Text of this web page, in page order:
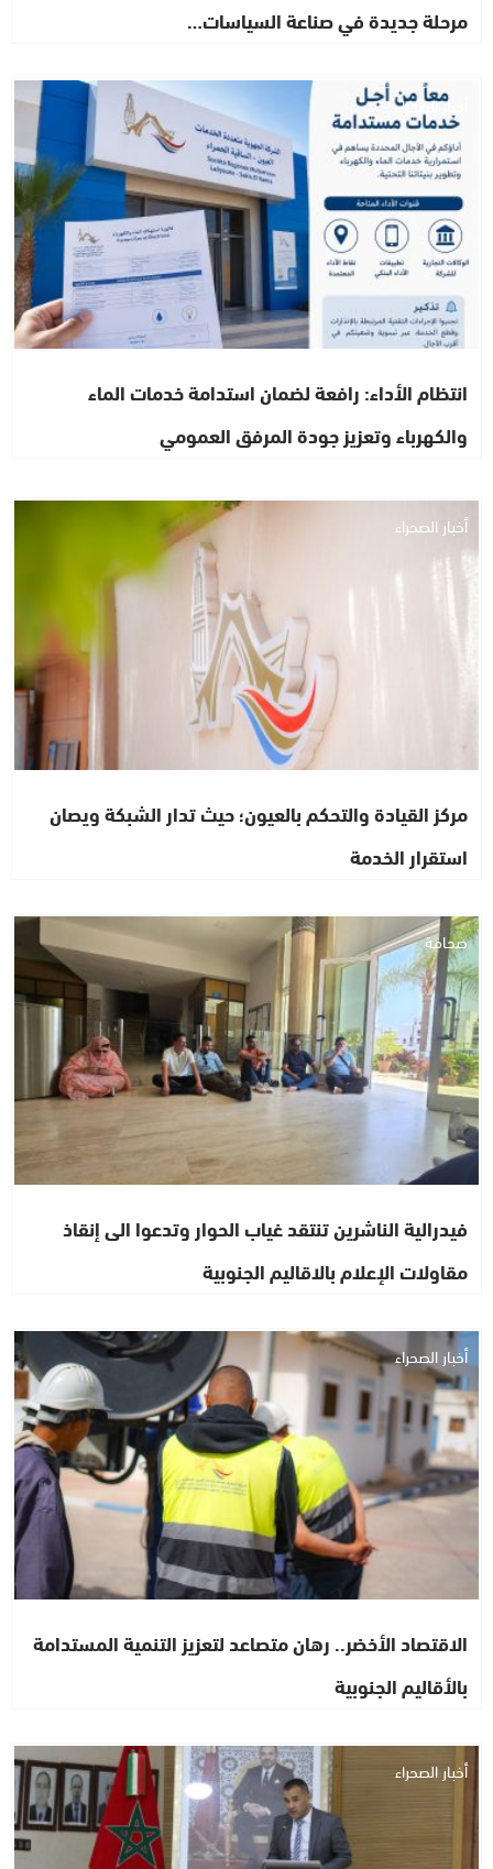
مرحلة جديدة في صناعة السياسات…
أخبار الصحراء
انتظام الأداء: رافعة لضمان استدامة خدمات الماء
والكهرباء وتعزيز جودة المرفق العمومي
أخبار الصحراء
مركز القيادة والتحكم بالعيون؛ حيث تدار الشبكة ويصان
استقرار الخدمة
صحافة
فيدرالية الناشرين تنتقد غياب الحوار وتدعوا الى إنقاذ
مقاولات الإعلام بالاقاليم الجنوبية
أخبار الصحراء
الاقتصاد الأخضر.. رهان متصاعد لتعزيز التنمية المستدامة
بالأقاليم الجنوبية
أخبار الصحراء